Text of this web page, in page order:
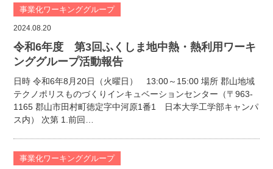
事業化ワーキンググループ
2024.08.20
令和6年度 第3回ふくしま地中熱・熱利用ワーキ
ンググループ活動報告
日時 令和6年8月20日（火曜日） 13:00～15:00 場所 郡山地域
テクノポリスものづくりインキュベーションセンター（〒963-
1165 郡山市田村町徳定字中河原1番1 日本大学工学部キャンパ
ス内） 次第 1.前回…
事業化ワーキンググループ